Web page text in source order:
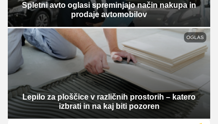
Spletni avto oglasi spreminjajo način nakupa in
prodaje avtomobilov
OGLAS
Lepilo za ploščice v različnih prostorih – katero
izbrati in na kaj biti pozoren